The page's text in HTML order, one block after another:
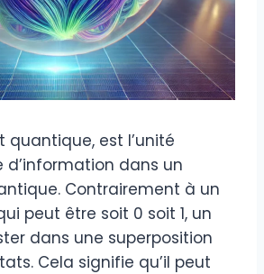
quantique, est l’unité
dans un
Contrairement à un
peut être soit 0 soit 1, un
dans une superposition
Cela signifie qu’il peut